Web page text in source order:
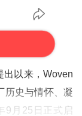
出以来，Woven
历史与情怀、凝
9月25日正式启